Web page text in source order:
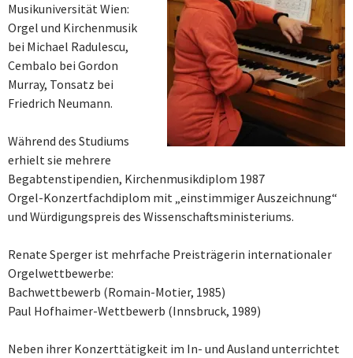
Musikuniversität Wien:
Orgel und Kirchenmusik
bei Michael Radulescu,
Cembalo bei Gordon
Murray, Tonsatz bei
Friedrich Neumann.
Während des Studiums
erhielt sie mehrere
Begabtenstipendien, Kirchenmusikdiplom 1987
Orgel-Konzertfachdiplom mit „einstimmiger Auszeichnung“
und Würdigungspreis des Wissenschaftsministeriums.
Renate Sperger ist mehrfache Preisträgerin internationaler
Orgelwettbewerbe:
Bachwettbewerb (Romain-Motier, 1985)
Paul Hofhaimer-Wettbewerb (Innsbruck, 1989)
Neben ihrer Konzerttätigkeit im In- und Ausland unterrichtet